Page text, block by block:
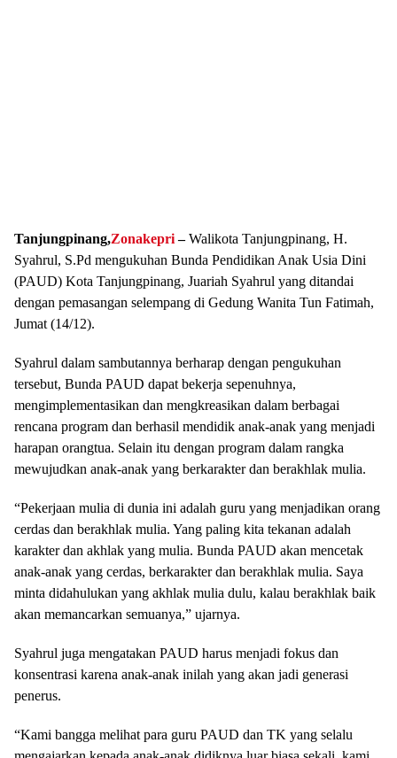
Tanjungpinang,Zonakepri–Walikota Tanjungpinang, H.
Syahrul, S.Pd mengukuhan Bunda Pendidikan Anak Usia Dini
(PAUD) Kota Tanjungpinang, Juariah Syahrul yang ditandai
dengan pemasangan selempang di Gedung Wanita Tun Fatimah,
Jumat (14/12).
Syahrul dalam sambutannya berharap dengan pengukuhan
tersebut, Bunda PAUD dapat bekerja sepenuhnya,
mengimplementasikan dan mengkreasikan dalam berbagai
rencana program dan berhasil mendidik anak-anak yang menjadi
harapan orangtua. Selain itu dengan program dalam rangka
mewujudkan anak-anak yang berkarakter dan berakhlak mulia.
“Pekerjaan mulia di dunia ini adalah guru yang menjadikan orang
cerdas dan berakhlak mulia. Yang paling kita tekanan adalah
karakter dan akhlak yang mulia. Bunda PAUD akan mencetak
anak-anak yang cerdas, berkarakter dan berakhlak mulia. Saya
minta didahulukan yang akhlak mulia dulu, kalau berakhlak baik
akan memancarkan semuanya,” ujarnya.
Syahrul juga mengatakan PAUD harus menjadi fokus dan
konsentrasi karena anak-anak inilah yang akan jadi generasi
penerus.
“Kami bangga melihat para guru PAUD dan TK yang selalu